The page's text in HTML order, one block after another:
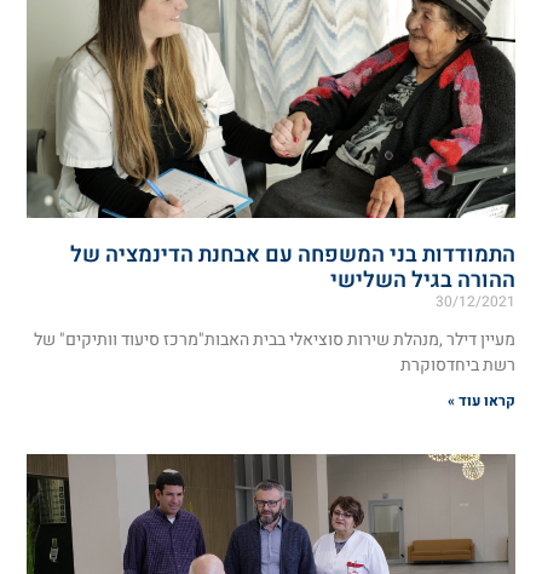
התמודדות בני המשפחה עם אבחנת הדינמציה של
ההורה בגיל השלישי
30/12/2021
מעיין דילר ,מנהלת שירות סוציאלי בבית האבות"מרכז סיעוד וותיקים" של
רשת ביחדסוקרת
קראו עוד »